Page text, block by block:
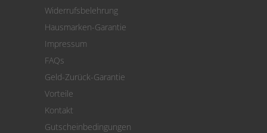
Cookie Einstellungen
Widerrufsbelehrung
Hausmarken-Garantie
Impressum
FAQs
Geld-Zurück-Garantie
Vorteile
Kontakt
Gutscheinbedingungen